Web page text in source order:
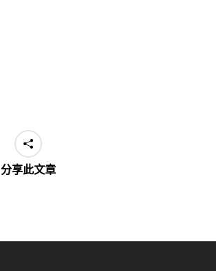
分享此文章